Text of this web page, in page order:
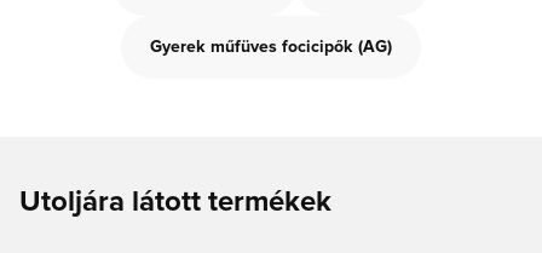
Gyerek műfüves focicipők (AG)
Utoljára látott termékek